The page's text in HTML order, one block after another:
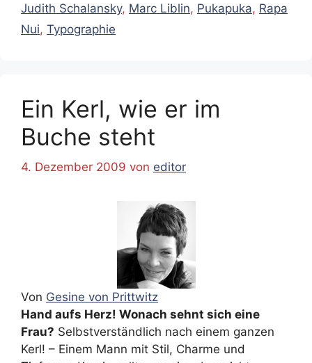
Judith Schalansky, Marc Liblin, Pukapuka, Rapa
Nui, Typographie
Ein Kerl, wie er im
Buche steht
4. Dezember 2009 von editor
Von Gesine von Prittwitz
Hand aufs Herz! Wonach sehnt sich eine
Frau? Selbstverständlich nach einem ganzen
Kerl! – Einem Mann mit Stil, Charme und